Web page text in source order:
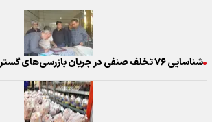
شناسایی ۷۶ تخلف صنفی در جریان بازرسی‌های گسترده از بازار قزوین